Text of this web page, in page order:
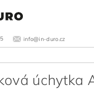
info@in-duro.cz
úchytka